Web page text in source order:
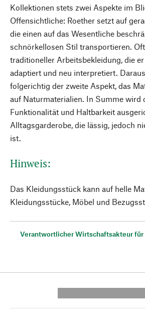
Kollektionen stets zwei Aspekte im
Offensichtliche: Roether setzt auf
die einen auf das Wesentliche
schnörkellosen Stil transportieren.
traditioneller Arbeitsbekleidung, die
adaptiert und neu interpretiert.
folgerichtig der zweite Aspekt, das
auf Naturmaterialien. In Summe wird
Funktionalität und Haltbarkeit
Alltagsgarderobe, die lässig, jedoch
ist.
Hinweis:
Das Kleidungsstück kann auf helle
Kleidungsstücke, Möbel und
Verantwortlicher Wirtschaftsakteur für